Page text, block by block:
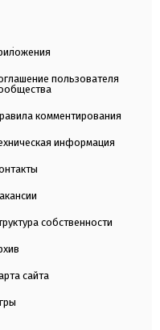
пользователя
комментирования
информация
собственности
сайта